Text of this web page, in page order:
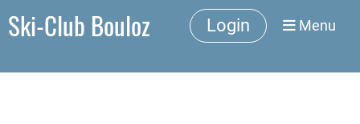
Ski-Club Bouloz Login Menu